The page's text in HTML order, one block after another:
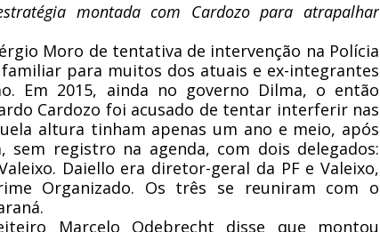
montada com Cardozo para atrapalhar
Moro de tentativa de intervenção na Polícia
familiar para muitos dos atuais e ex-integrantes
Em 2015, ainda no governo Dilma, o então
Cardozo foi acusado de tentar interferir nas
altura tinham apenas um ano e meio, após
sem registro na agenda, com dois delegados:
Daiello era diretor-geral da PF e Valeixo,
Organizado. Os três se reuniram com o
Marcelo Odebrecht disse que montou